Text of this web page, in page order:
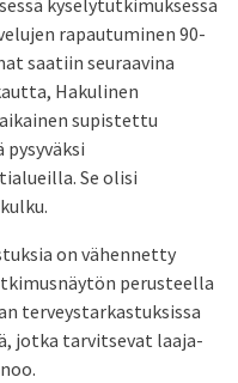
kyselytutkimuksessa
rapautuminen 90-
saatiin seuraavina
Hakulinen
supistettu
Se olisi
on vähennetty
perusteella
terveystarkastuksissa
jotka tarvitsevat laaja-